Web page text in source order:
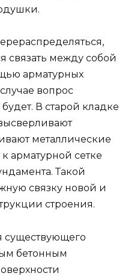
связать между собой
арматурных
вопрос
В старой кладке
металлические
арматурной сетке
Такой
связку новой и
строения.
существующего
бетонным